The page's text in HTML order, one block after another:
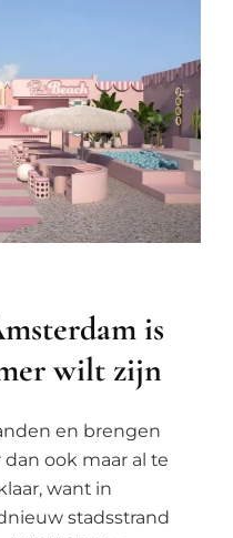
is
wilt zijn
en brengen
ook maar al te
want in
stadsstrand